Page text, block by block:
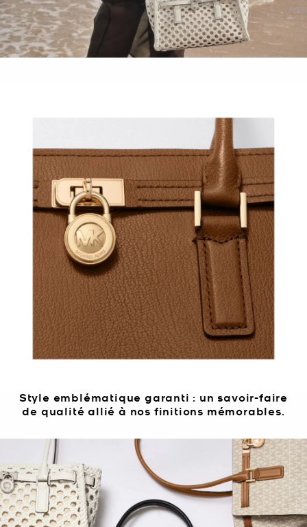
Style emblématique garanti : un savoir-faire
de qualité allié à nos finitions mémorables.